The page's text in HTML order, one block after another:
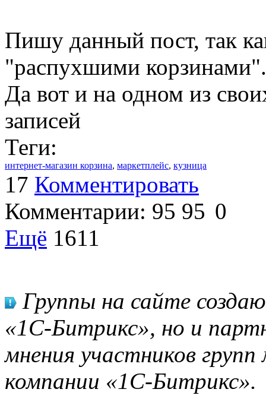
Пишу данный пост, так
"распухшими корзинами".
Да вот и на одном из
записей
Теги:
интернет-магазин корзина, маркетплейс, кузница
17 Комментировать
Комментарии: 95 95 0
Ещё 1611
Группы на сайте
«1С-Битрикс», но и
мнения участников
компании «1С-Битрикс».